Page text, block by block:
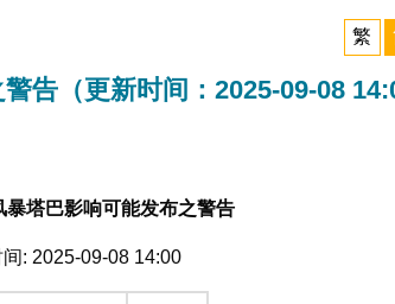
繁
告（更新时间：2025-09-08
暴塔巴影响可能发布之警告
: 2025-09-08 14:00